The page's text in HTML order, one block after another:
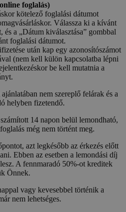
foglalás)
kötelező foglalási dátumot
Válassza ki a kívánt
és a „Dátum kiválasztása” gombbal
foglalási dátumot.
után kap egy azonosítószámot
(nem kell külön kapcsolatba lépni
be kell mutatnia a
nem szereplő felárak és a
helyben fizetendő.
14 napon belül lemondható,
még nem történt meg.
azt legkésőbb az érkezés előtt
Ebben az esetben a lemondási díj
A fennmaradó 50%-ot kreditek
Önnek.
vagy kevesebbel történik a
nem lehetséges.